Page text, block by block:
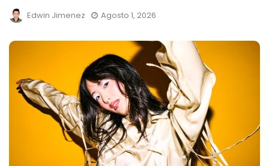
Edwin Jimenez Agosto 1, 2026